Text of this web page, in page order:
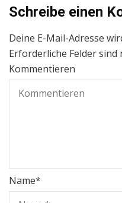
Schreibe einen
Deine E-Mail-Adresse
Erforderliche Felder sind
Kommentieren
Name*